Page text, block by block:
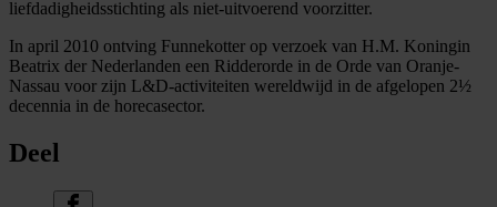
liefdadigheidsstichting als niet-uitvoerend voorzitter.
In april 2010 ontving Funnekotter op verzoek van H.M. Koningin
Beatrix der Nederlanden een Ridderorde in de Orde van Oranje-
Nassau voor zijn L&D-activiteiten wereldwijd in de afgelopen 2½
decennia in de horecasector.
Deel